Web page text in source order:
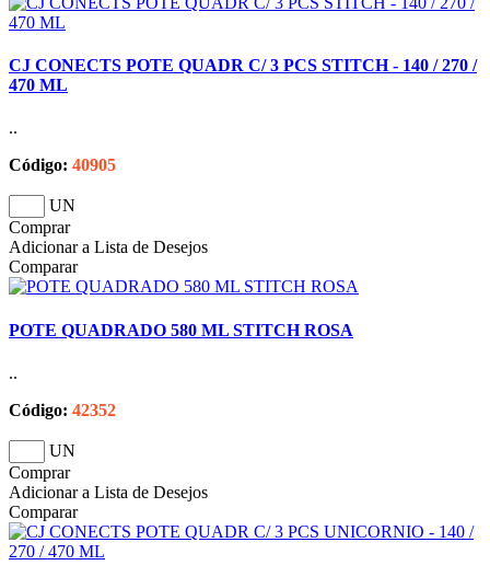
CJ CONECTS POTE QUADR C/ 3 PCS STITCH - 140 / 270 /
470 ML
..
Código: 40905
UN
Comprar
Adicionar a Lista de Desejos
Comparar
POTE QUADRADO 580 ML STITCH ROSA
..
Código: 42352
UN
Comprar
Adicionar a Lista de Desejos
Comparar